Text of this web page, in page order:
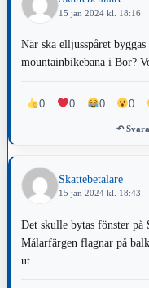
15 jan 2024 kl. 18:16
När ska elljusspåret
mountainbikebana i Bor?
0 0 0 0
↶ Svara
Skattebetalare
15 jan 2024 kl. 18:43
Det skulle bytas fönster på
Målarfärgen flagnar på
ut.